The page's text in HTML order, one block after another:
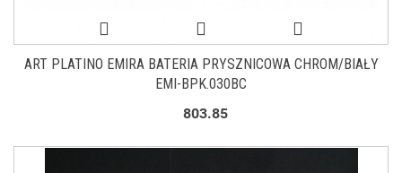
ART PLATINO EMIRA BATERIA PRYSZNICOWA CHROM/BIAŁY
EMI-BPK.030BC
803.85